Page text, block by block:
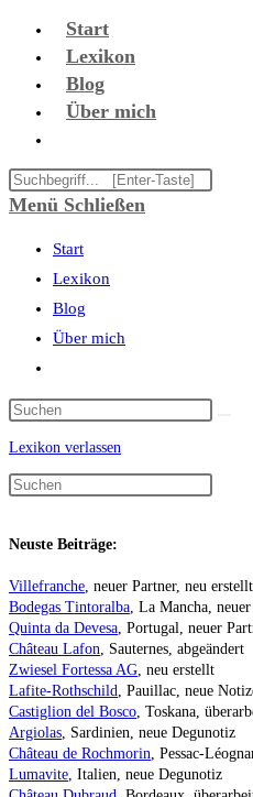
Zum
Start
Lexikon
Blog
Über mich
Suche
umschalten
Diese
Website
Menü Schließen
Start
Lexikon
Blog
Über mich
Suche
umschalten
Lexikon verlassen
Neuste Beiträge:
Villefranche, neuer Partner, neu erstellt
Bodegas Tintoralba, La Mancha,
Quinta da Devesa, Portugal, neuer
Château Lafon, Sauternes, abgeändert
Zwiesel Fortessa AG, neu erstellt
Lafite-Rothschild, Pauillac, neue
Castiglion del Bosco, Toskana,
Argiolas, Sardinien, neue Degunotiz
Château de Rochmorin, Pessac-
Lumavite, Italien, neue Degunotiz